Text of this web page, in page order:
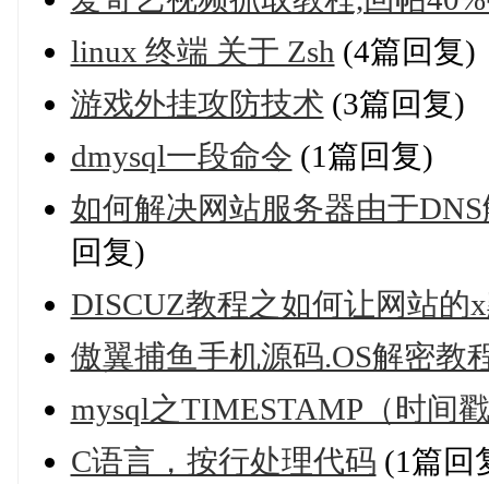
linux 终端 关于 Zsh (4篇回复)
游戏外挂攻防技术 (3篇回复)
dmysql一段命令 (1篇回复)
如何解决网站服务器由于
回复)
DISCUZ教程之如何让网站的
傲翼捕鱼手机源码.OS解密教
mysql之TIMESTAMP（时间
C语言，按行处理代码 (1篇回